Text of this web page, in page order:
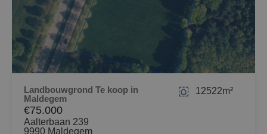
Landbouwgrond Te koop in
Maldegem
€75.000
Aalterbaan 239
9990 Maldegem
12522m²